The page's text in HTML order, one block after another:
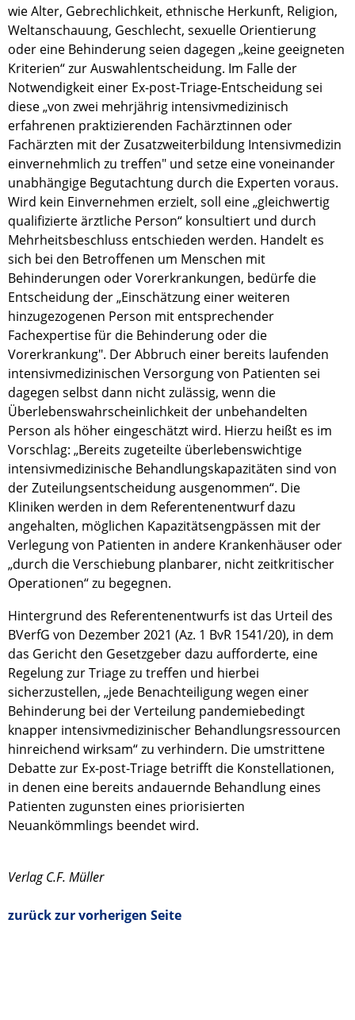
wie Alter, Gebrechlichkeit, ethnische Herkunft, Religion,
Weltanschauung, Geschlecht, sexuelle Orientierung
oder eine Behinderung seien dagegen „keine geeigneten
Kriterien“ zur Auswahlentscheidung. Im Falle der
Notwendigkeit einer Ex-post-Triage-Entscheidung sei
diese „von zwei mehrjährig intensivmedizinisch
erfahrenen praktizierenden Fachärztinnen oder
Fachärzten mit der Zusatzweiterbildung Intensivmedizin
einvernehmlich zu treffen" und setze eine voneinander
unabhängige Begutachtung durch die Experten voraus.
Wird kein Einvernehmen erzielt, soll eine „gleichwertig
qualifizierte ärztliche Person“ konsultiert und durch
Mehrheitsbeschluss entschieden werden. Handelt es
sich bei den Betroffenen um Menschen mit
Behinderungen oder Vorerkrankungen, bedürfe die
Entscheidung der „Einschätzung einer weiteren
hinzugezogenen Person mit entsprechender
Fachexpertise für die Behinderung oder die
Vorerkrankung". Der Abbruch einer bereits laufenden
intensivmedizinischen Versorgung von Patienten sei
dagegen selbst dann nicht zulässig, wenn die
Überlebenswahrscheinlichkeit der unbehandelten
Person als höher eingeschätzt wird. Hierzu heißt es im
Vorschlag: „Bereits zugeteilte überlebenswichtige
intensivmedizinische Behandlungskapazitäten sind von
der Zuteilungsentscheidung ausgenommen“. Die
Kliniken werden in dem Referentenentwurf dazu
angehalten, möglichen Kapazitätsengpässen mit der
Verlegung von Patienten in andere Krankenhäuser oder
„durch die Verschiebung planbarer, nicht zeitkritischer
Operationen“ zu begegnen.
Hintergrund des Referentenentwurfs ist das Urteil des
BVerfG von Dezember 2021 (Az. 1 BvR 1541/20), in dem
das Gericht den Gesetzgeber dazu aufforderte, eine
Regelung zur Triage zu treffen und hierbei
sicherzustellen, „jede Benachteiligung wegen einer
Behinderung bei der Verteilung pandemiebedingt
knapper intensivmedizinischer Behandlungsressourcen
hinreichend wirksam“ zu verhindern. Die umstrittene
Debatte zur Ex-post-Triage betrifft die Konstellationen,
in denen eine bereits andauernde Behandlung eines
Patienten zugunsten eines priorisierten
Neuankömmlings beendet wird.
Verlag C.F. Müller
zurück zur vorherigen Seite